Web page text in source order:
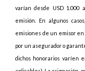
varían desde USD 1.000
emisión. En algunos
emisiones de un emisor
por un asegurador o
dichos honorarios varíen